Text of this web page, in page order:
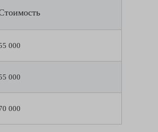
000
000
000